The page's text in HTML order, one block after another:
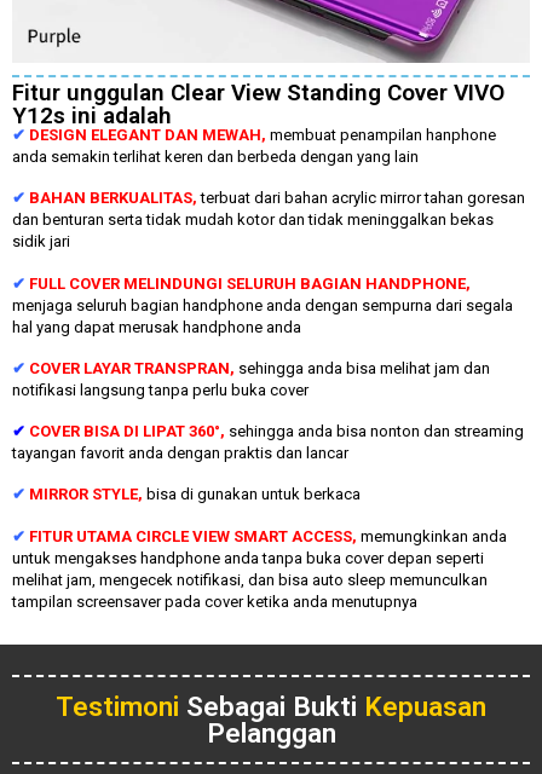
Fitur unggulan Clear View Standing Cover VIVO
Y12s ini adalah
✔ DESIGN ELEGANT DAN MEWAH, membuat penampilan hanphone
anda semakin terlihat keren dan berbeda dengan yang lain
✔ BAHAN BERKUALITAS,terbuat dari bahan acrylic mirror tahan goresan
dan benturan serta tidak mudah kotor dan tidak meninggalkan bekas
sidik jari
✔ FULL COVER MELINDUNGI SELURUH BAGIAN HANDPHONE,
menjaga seluruh bagian handphone anda dengan sempurna dari segala
hal yang dapat merusak handphone anda
✔ COVER LAYAR TRANSPRAN, sehingga anda bisa melihat jam dan
notifikasi langsung tanpa perlu buka cover
✔ COVER BISA DI LIPAT 360°, sehingga anda bisa nonton dan streaming
tayangan favorit anda dengan praktis dan lancar
✔ MIRROR STYLE, bisa di gunakan untuk berkaca
✔ FITUR UTAMA CIRCLE VIEW SMART ACCESS, memungkinkan anda
untuk mengakses handphone anda tanpa buka cover depan seperti
melihat jam, mengecek notifikasi, dan bisa auto sleep memunculkan
tampilan screensaver pada cover ketika anda menutupnya
Testimoni Sebagai Bukti Kepuasan
Pelanggan